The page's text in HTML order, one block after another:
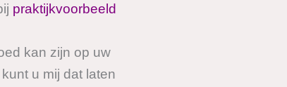
praktijkvoorbeeld
kan zijn op uw
u mij dat laten